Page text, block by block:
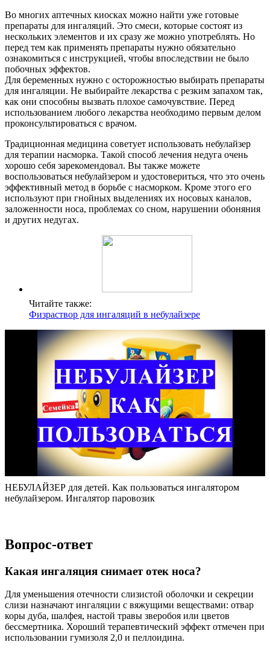
Во многих аптечных киосках можно найти уже готовые
препараты для ингаляций. Это смеси, которые состоят из
нескольких элементов и их сразу же можно употреблять. Но
перед тем как применять препараты нужно обязательно
ознакомиться с инструкцией, чтобы впоследствии не было
побочных эффектов.
Для беременных нужно с осторожностью выбирать препараты
для ингаляции. Не выбирайте лекарства с резким запахом так,
как они способны вызвать плохое самочувствие. Перед
использованием любого лекарства необходимо первым делом
проконсультироваться с врачом.
Традиционная медицина советует использовать небулайзер
для терапии насморка. Такой способ лечения недуга очень
хорошо себя зарекомендовал. Вы также можете
воспользоваться небулайзером и удостовериться, что это очень
эффективный метод в борьбе с насморком. Кроме этого его
используют при гнойных выделениях их носовых каналов,
заложенности носа, проблемах со сном, нарушении обоняния
и других недугах.
Читайте также:
Физраствор для ингаляций в небулайзере
НЕБУЛАЙЗЕР для детей. Как пользоваться ингалятором
небулайзером. Ингалятор паровозик
Вопрос-ответ
Какая ингаляция снимает отек носа?
Для уменьшения отечности слизистой оболочки и секреции
слизи назначают ингаляции с вяжущими веществами: отвар
коры дуба, шалфея, настой травы зверобоя или цветов
бессмертника. Хороший терапевтический эффект отмечен при
использовании гумизоля 2,0 и пеллоидина.